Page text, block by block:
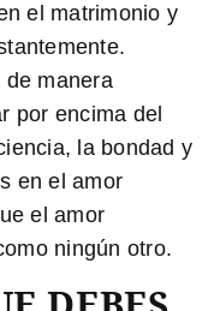
el matrimonio y
de manera
por encima del
la bondad y
en el amor
el amor
ningún otro.